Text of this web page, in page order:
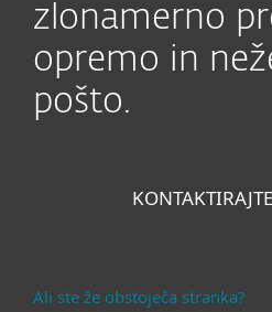
zlonamerno
opremo in
pošto.
Ali ste že obstoječa stranka?